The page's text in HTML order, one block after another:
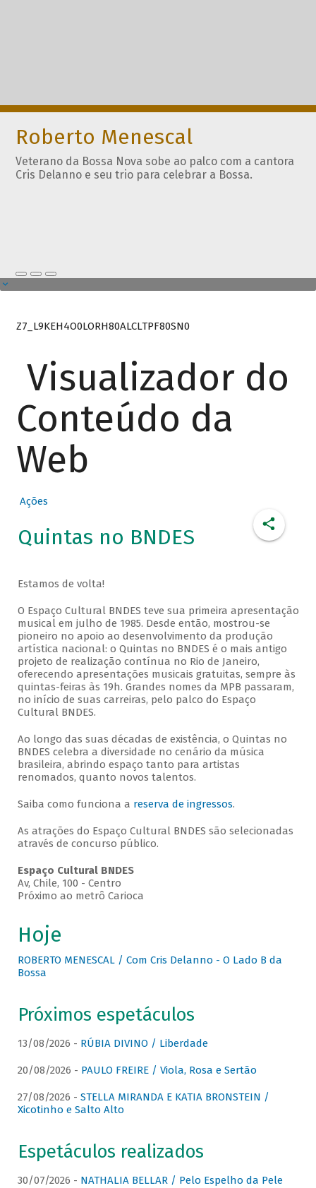
Roberto Menescal
Veterano da Bossa Nova sobe ao palco com a cantora
Cris Delanno e seu trio para celebrar a Bossa.
Z7_L9KEH4O0LORH80ALCLTPF80SN0
Visualizador do
Conteúdo da
Web
Ações
Quintas no BNDES
Estamos de volta!
O Espaço Cultural BNDES teve sua primeira apresentação
musical em julho de 1985. Desde então, mostrou-se
pioneiro no apoio ao desenvolvimento da produção
artística nacional: o Quintas no BNDES é o mais antigo
projeto de realização contínua no Rio de Janeiro,
oferecendo apresentações musicais gratuitas, sempre às
quintas-feiras às 19h. Grandes nomes da MPB passaram,
no início de suas carreiras, pelo palco do Espaço
Cultural BNDES.
Ao longo das suas décadas de existência, o Quintas no
BNDES celebra a diversidade no cenário da música
brasileira, abrindo espaço tanto para artistas
renomados, quanto novos talentos.
Saiba como funciona a reserva de ingressos.
As atrações do Espaço Cultural BNDES são selecionadas
através de concurso público.
Espaço Cultural BNDES
Av, Chile, 100 - Centro
Próximo ao metrô Carioca
Hoje
ROBERTO MENESCAL / Com Cris Delanno - O Lado B da
Bossa
Próximos espetáculos
13/08/2026 - RÚBIA DIVINO / Liberdade
20/08/2026 - PAULO FREIRE / Viola, Rosa e Sertão
27/08/2026 - STELLA MIRANDA E KATIA BRONSTEIN /
Xicotinho e Salto Alto
Espetáculos realizados
30/07/2026 - NATHALIA BELLAR / Pelo Espelho da Pele